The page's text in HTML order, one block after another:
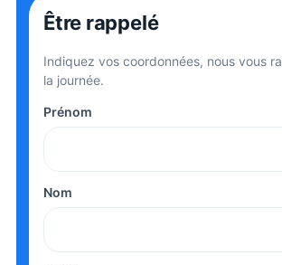
Être rappelé
Indiquez vos coordonnées, nous vous
la journée.
Prénom
Nom